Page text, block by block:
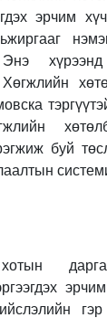
эрчим
буй